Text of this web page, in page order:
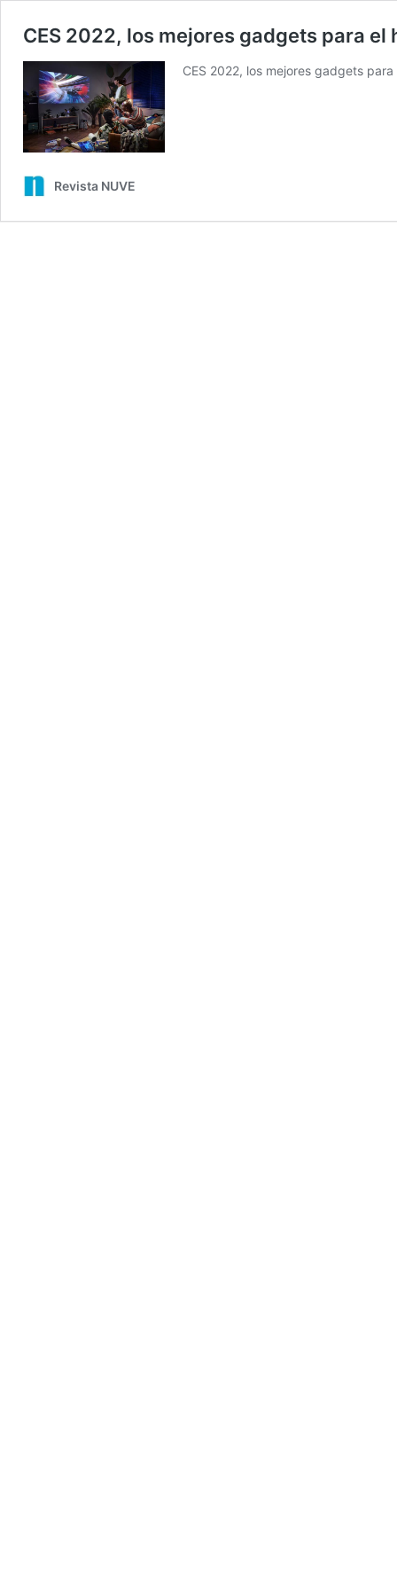
CES 2022, los mejores gadgets para el
CES 2022, los mejores gadgets
Revista NUVE